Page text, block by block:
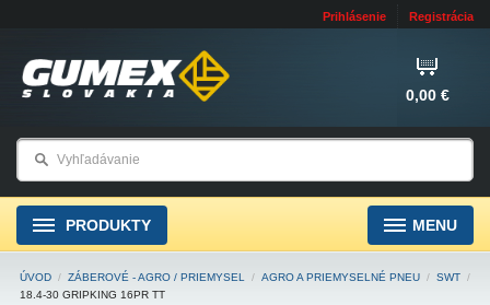
Prihlásenie Registrácia
0,00 €
PRODUKTY MENU
ÚVOD / ZÁBEROVÉ - AGRO / PRIEMYSEL / AGRO A PRIEMYSELNÉ PNEU / SWT /
18.4-30 GRIPKING 16PR TT